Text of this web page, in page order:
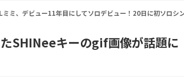
ルドカップ出入証を公開…証明写真でも完璧なビジュアル！
たSHINeeキーのgif画像が話題に